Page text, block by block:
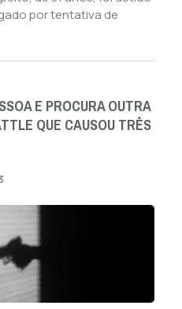
por tentativa de
E PROCURA OUTRA
QUE CAUSOU TRÊS